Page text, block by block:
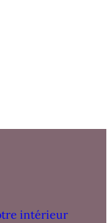
intérieur